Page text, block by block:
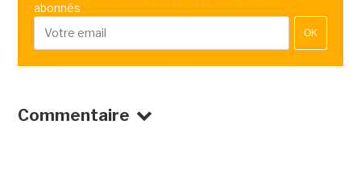
abonnés
OK
Commentaire